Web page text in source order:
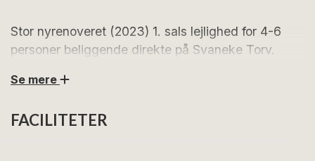
Stor nyrenoveret (2023) 1. sals lejlighed for 4-6
personer beliggende direkte på Svaneke Torv.
Torvehyttan ligger direkte på Svaneke Torv med det
med flot indretning og smukke bjælker under loftet.
Se mere
FACILITETER